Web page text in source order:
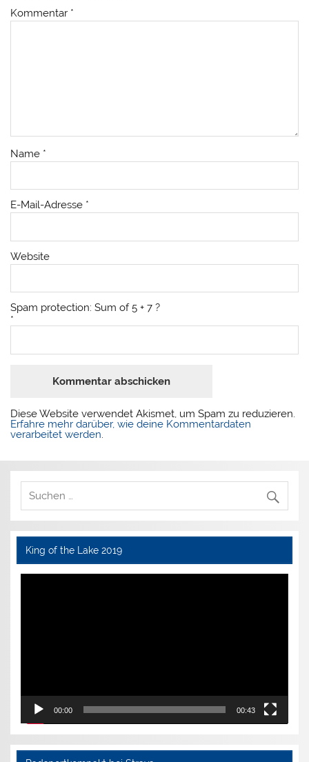
Kommentar *
Name *
E-Mail-Adresse *
Website
Spam protection: Sum of 5 + 7 ?
*
Diese Website verwendet Akismet, um Spam zu reduzieren.
Erfahre mehr darüber, wie deine Kommentardaten
verarbeitet werden
King of the Lake 2019
Video-
00:00 00:43